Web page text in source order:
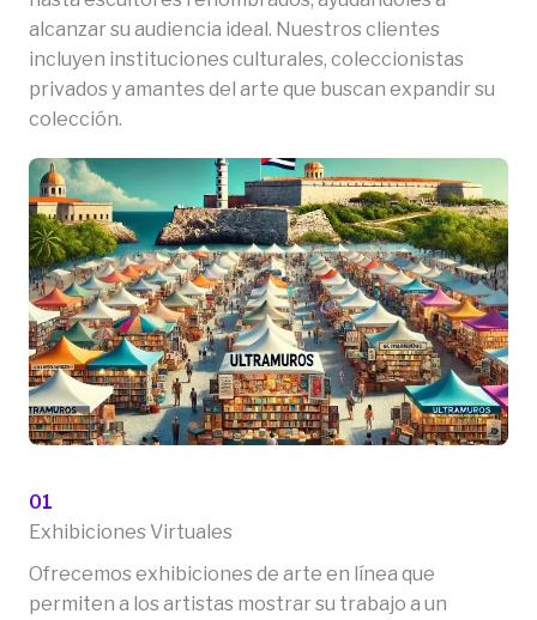
alcanzar su audiencia ideal. Nuestros clientes
incluyen instituciones culturales, coleccionistas
privados y amantes del arte que buscan expandir su
colección.
01
Exhibiciones Virtuales
Ofrecemos exhibiciones de arte en línea que
permiten a los artistas mostrar su trabajo a un